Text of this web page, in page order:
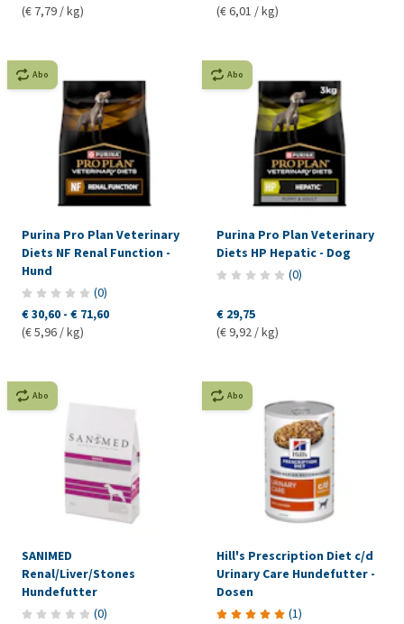
(€ 7,79 / kg)
(€ 6,01 / kg)
Abo
Purina Pro Plan Veterinary
Diets NF Renal Function -
Hund
(0)
€ 30,60 - € 71,60
(€ 5,96 / kg)
Abo
Purina Pro Plan Veterinary
Diets HP Hepatic - Dog
(0)
€ 29,75
(€ 9,92 / kg)
Abo
SANIMED
Renal/Liver/Stones
Hundefutter
(0)
Abo
Hill's Prescription Diet c/d
Urinary Care Hundefutter -
Dosen
(1)